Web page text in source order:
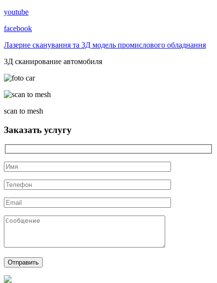
youtube
facebook
Лазерне сканування та 3Д модель промислового обладнання
3Д сканирование автомобиля
scan to mesh
Заказать услугу